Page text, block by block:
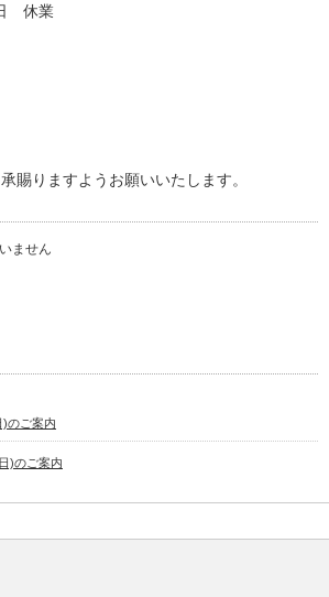
休業
賜りますようお願いいたします。
ません
)のご案内
)のご案内